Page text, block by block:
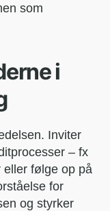
som
i
Inviter
– fx
følge op på
for
og styrker